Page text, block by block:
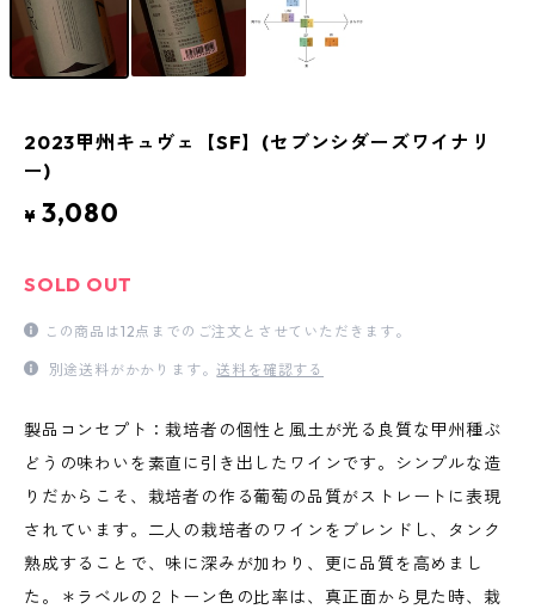
2023甲州キュヴェ【SF】(セブンシダーズワイナリ
ー)
¥ 3,080
SOLD OUT
この商品は12点までのご注文とさせていただきます。
別途送料がかかります。送料を確認する
製品コンセプト：栽培者の個性と風土が光る良質な甲州種ぶ
どうの味わいを素直に引き出したワインです。シンプルな造
りだからこそ、栽培者の作る葡萄の品質がストレートに表現
されています。二人の栽培者のワインをブレンドし、タンク
熟成することで、味に深みが加わり、更に品質を高めまし
た。＊ラベルの２トーン色の比率は、真正面から見た時、栽